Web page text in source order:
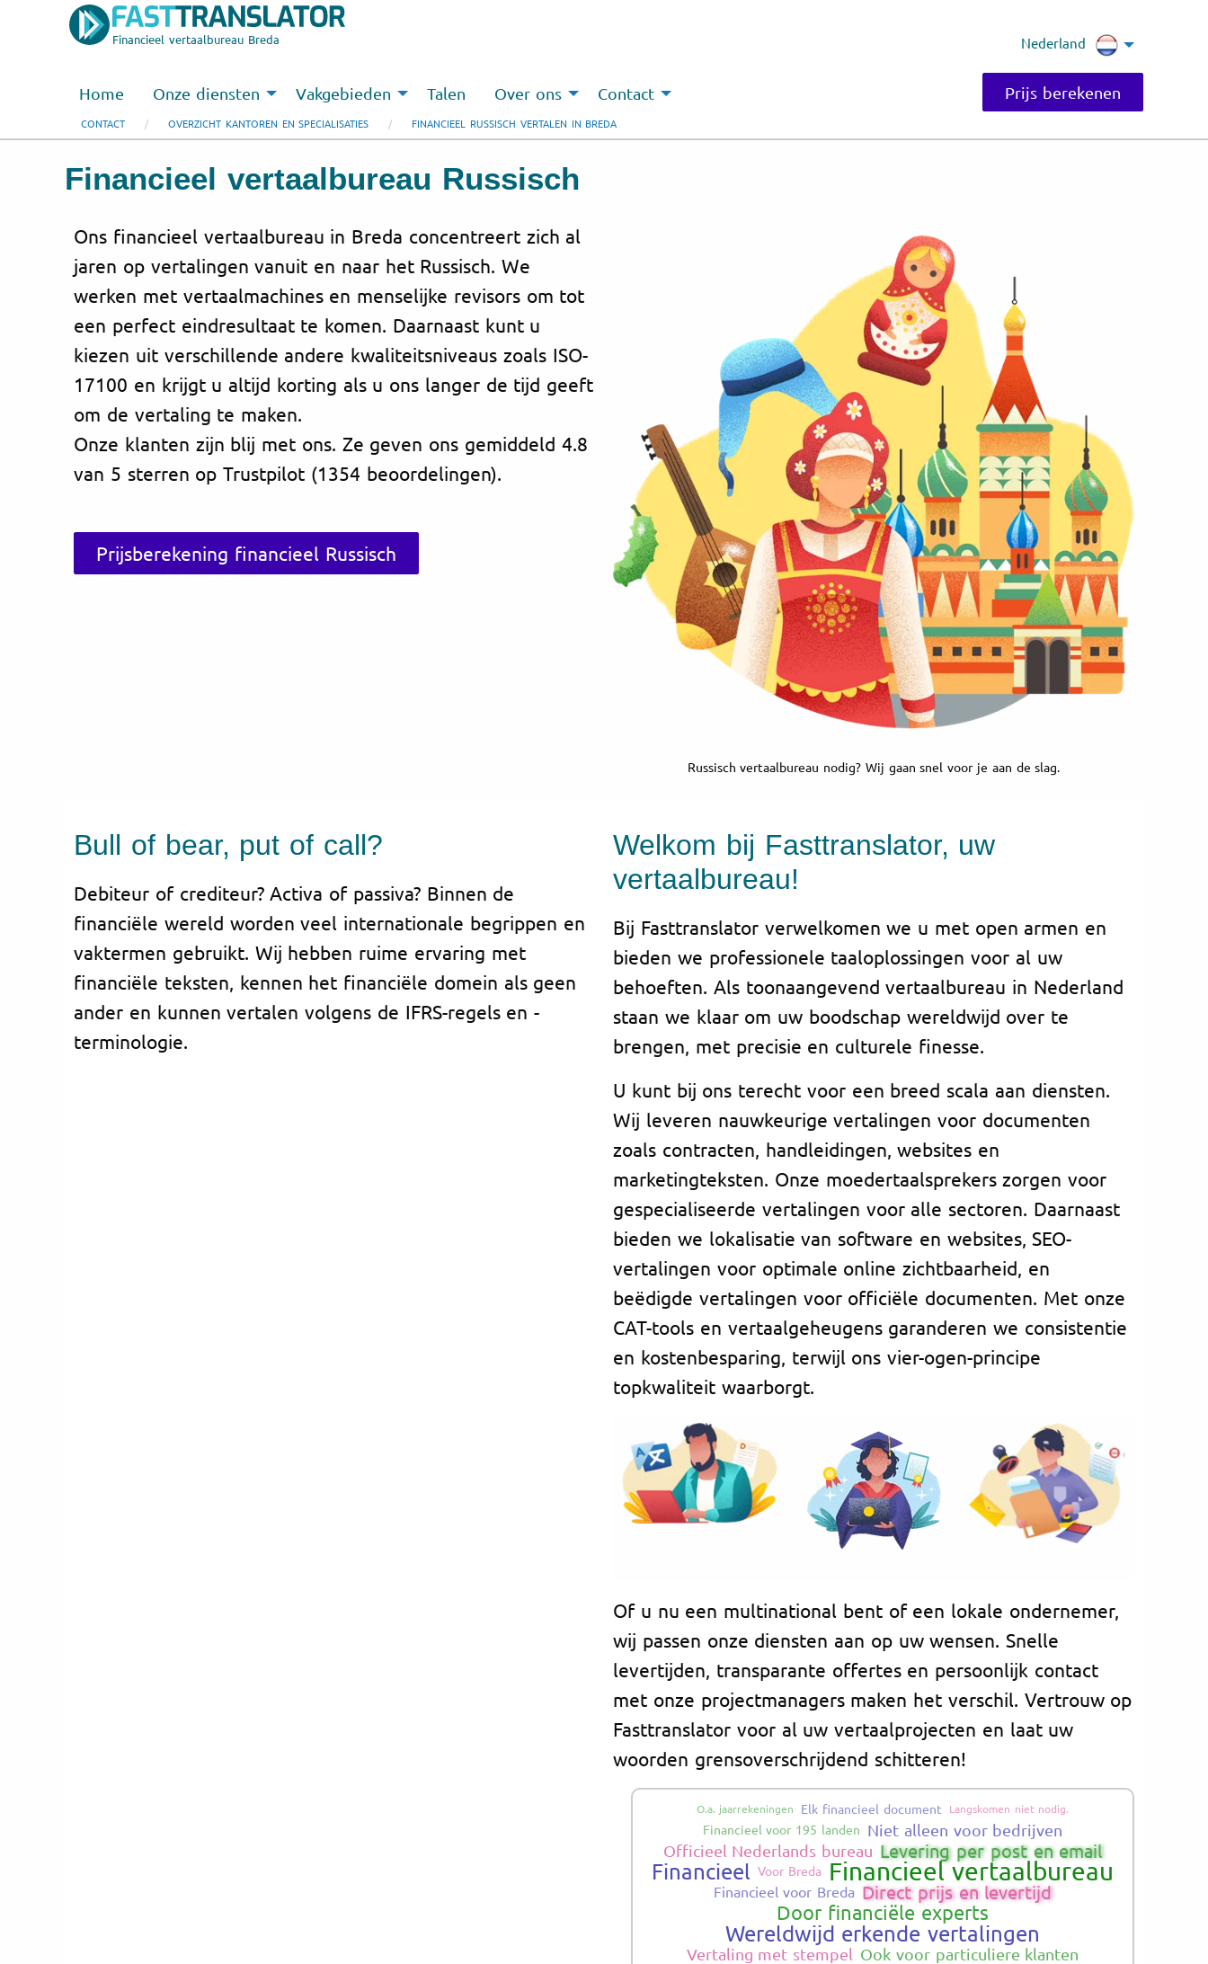
Financieel vertaalbureau Breda Nederland
Prijs berekenen
Home Onze diensten Vakgebieden Talen Over ons Contact
CONTACT OVERZICHT KANTOREN EN SPECIALISATIES FINANCIEEL RUSSISCH VERTALEN IN BREDA
Financieel vertaalbureau Russisch
Ons financieel vertaalbureau in Breda concentreert zich al
jaren op vertalingen vanuit en naar het Russisch. We
werken met vertaalmachines en menselijke revisors om tot
een perfect eindresultaat te komen. Daarnaast kunt u
kiezen uit verschillende andere kwaliteitsniveaus zoals ISO-
17100 en krijgt u altijd korting als u ons langer de tijd geeft
om de vertaling te maken.
Onze klanten zijn blij met ons. Ze geven ons gemiddeld 4.8
van 5 sterren op Trustpilot (1354 beoordelingen).
Prijsberekening financieel Russisch
Russisch vertaalbureau nodig? Wij gaan snel voor je aan de slag.
Bull of bear, put of call?
Debiteur of crediteur? Activa of passiva? Binnen de
financiële wereld worden veel internationale begrippen en
vaktermen gebruikt. Wij hebben ruime ervaring met
financiële teksten, kennen het financiële domein als geen
ander en kunnen vertalen volgens de IFRS-regels en -
terminologie.
Welkom bij Fasttranslator, uw
vertaalbureau!
Bij Fasttranslator verwelkomen we u met open armen en
bieden we professionele taaloplossingen voor al uw
behoeften. Als toonaangevend vertaalbureau in Nederland
staan we klaar om uw boodschap wereldwijd over te
brengen, met precisie en culturele finesse.
U kunt bij ons terecht voor een breed scala aan diensten.
Wij leveren nauwkeurige vertalingen voor documenten
zoals contracten, handleidingen, websites en
marketingteksten. Onze moedertaalsprekers zorgen voor
gespecialiseerde vertalingen voor alle sectoren. Daarnaast
bieden we lokalisatie van software en websites, SEO-
vertalingen voor optimale online zichtbaarheid, en
beëdigde vertalingen voor officiële documenten. Met onze
CAT-tools en vertaalgeheugens garanderen we consistentie
en kostenbesparing, terwijl ons vier-ogen-principe
topkwaliteit waarborgt.
Of u nu een multinational bent of een lokale ondernemer,
wij passen onze diensten aan op uw wensen. Snelle
levertijden, transparante offertes en persoonlijk contact
met onze projectmanagers maken het verschil. Vertrouw op
Fasttranslator voor al uw vertaalprojecten en laat uw
woorden grensoverschrijdend schitteren!
O.a. jaarrekeningen Elk financieel document Langskomen niet nodig.
Financieel voor 195 landen Niet alleen voor bedrijven
Officieel Nederlands bureau Levering per post en email
Financieel Voor Breda Financieel vertaalbureau
Financieel voor Breda Direct prijs en levertijd
Door financiële experts
Wereldwijd erkende vertalingen
Vertaling met stempel Ook voor particuliere klanten